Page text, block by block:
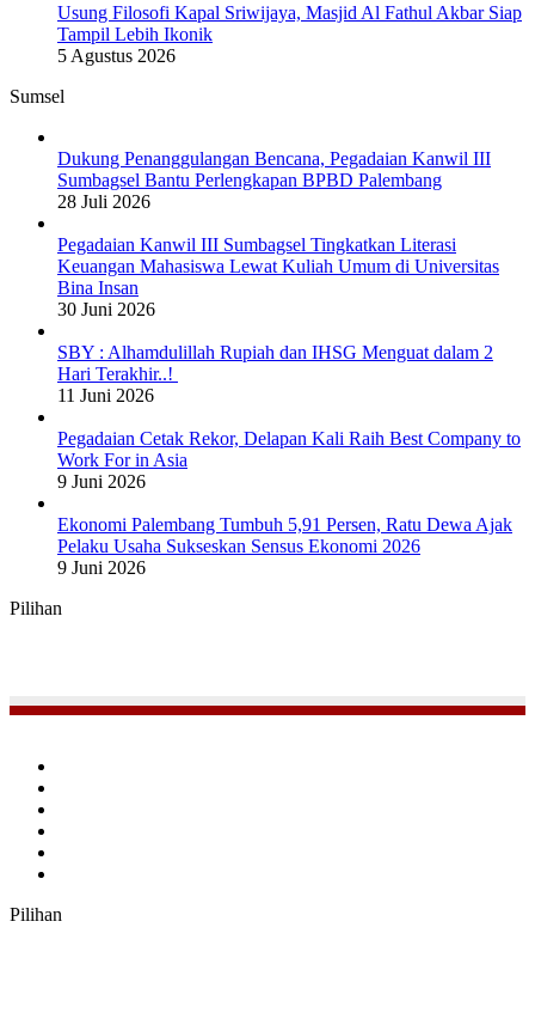
Usung Filosofi Kapal Sriwijaya, Masjid Al Fathul Akbar Siap
Tampil Lebih Ikonik
5 Agustus 2026
Sumsel
Dukung Penanggulangan Bencana, Pegadaian Kanwil III
Sumbagsel Bantu Perlengkapan BPBD Palembang
28 Juli 2026
Pegadaian Kanwil III Sumbagsel Tingkatkan Literasi
Keuangan Mahasiswa Lewat Kuliah Umum di Universitas
Bina Insan
30 Juni 2026
SBY : Alhamdulillah Rupiah dan IHSG Menguat dalam 2
Hari Terakhir..!
11 Juni 2026
Pegadaian Cetak Rekor, Delapan Kali Raih Best Company to
Work For in Asia
9 Juni 2026
Ekonomi Palembang Tumbuh 5,91 Persen, Ratu Dewa Ajak
Pelaku Usaha Sukseskan Sensus Ekonomi 2026
9 Juni 2026
Pilihan
Pilihan